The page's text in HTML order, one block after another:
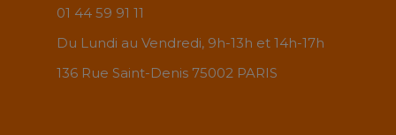
01 44 59 91 11
Du Lundi au Vendredi, 9h-13h et 14h-17h
136 Rue Saint-Denis 75002 PARIS